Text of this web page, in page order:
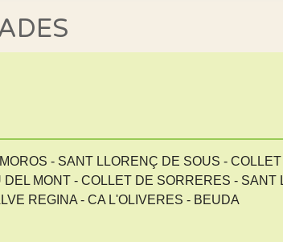
- SANT LLORENÇ DE SOUS -
MONT - COLLET DE SORRERES - SANT
REGINA - CA L'OLIVERES - BEUDA